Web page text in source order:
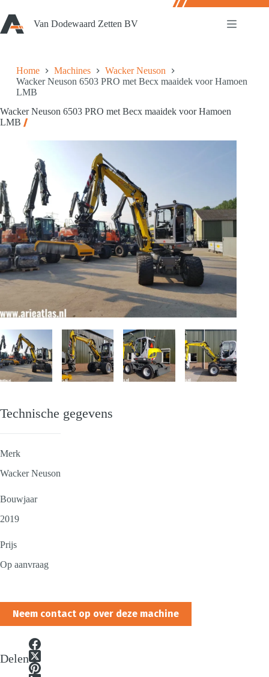
naar
de
inhoud
Van Dodewaard Zetten BV
Home Machines
Wacker Neuson
Wacker Neuson 6503 PRO met Becx maaidek voor Hamoen
LMB
Wacker Neuson 6503 PRO met Becx maaidek voor Hamoen
LMB
Technische gegevens
Merk
Wacker Neuson
Bouwjaar
2019
Prijs
Op aanvraag
Neem contact op over deze machine
Delen